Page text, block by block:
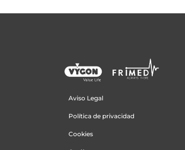
Aviso Legal
Política de privacidad
Cookies